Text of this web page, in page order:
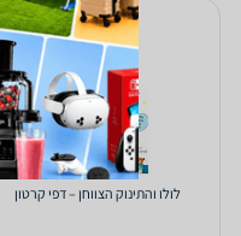
לולו והתינוק הצווחן – דפי קרטון